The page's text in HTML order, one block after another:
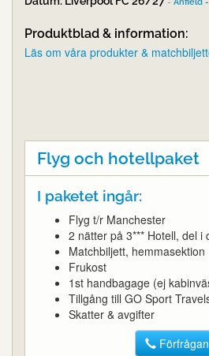
Produktblad & information:
Läs om våra produkter &
Flyg och hotellpaket
I paketet ingår:
Flyg t/r Manchester
2 nätter på 3*** Hotell, del i
Matchbiljett, hemmasektion
Frukost
1st handbagage (ej
Tillgång till GO Sport
Skatter & avgifter
Förfrågan